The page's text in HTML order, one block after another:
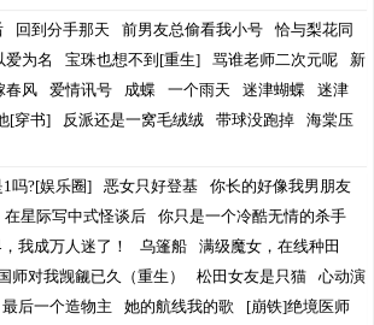
回到分手那天 前男友总偷看我小号
恰与梨花同
爱为名 宝珠也想不到[重生] 骂谁老师二次元呢
新
春风 爱情讯号 成蝶 一个雨天 迷津蝴蝶
迷津
[穿书] 反派还是一窝毛绒绒 带球没跑掉
海棠压
吗?[娱乐圈] 恶女只好登基
你长的好像我男朋友
在星际写中式怪谈后
你只是一个冷酷无情的杀手
我成万人迷了！ 乌篷船
满级魔女，在线种田
国师对我觊觎已久（重生） 松田女友是只猫
心动演
最后一个造物主 她的航线我的歌 [崩铁]绝境医师